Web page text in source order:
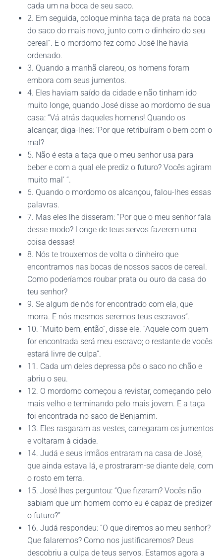
cada um na boca de seu saco.
2. Em seguida, coloque minha taça de prata na boca
do saco do mais novo, junto com o dinheiro do seu
cereal”. E o mordomo fez como José lhe havia
ordenado.
3. Quando a manhã clareou, os homens foram
embora com seus jumentos.
4. Eles haviam saído da cidade e não tinham ido
muito longe, quando José disse ao mordomo de sua
casa: “Vá atrás daqueles homens! Quando os
alcançar, diga-lhes: ‘Por que retribuíram o bem com o
mal?
5. Não é esta a taça que o meu senhor usa para
beber e com a qual ele prediz o futuro? Vocês agiram
muito mal’ “.
6. Quando o mordomo os alcançou, falou-lhes essas
palavras.
7. Mas eles lhe disseram: “Por que o meu senhor fala
desse modo? Longe de teus servos fazerem uma
coisa dessas!
8. Nós te trouxemos de volta o dinheiro que
encontramos nas bocas de nossos sacos de cereal.
Como poderíamos roubar prata ou ouro da casa do
teu senhor?
9. Se algum de nós for encontrado com ela, que
morra. E nós mesmos seremos teus escravos”.
10. “Muito bem, então”, disse ele. “Aquele com quem
for encontrada será meu escravo; o restante de vocês
estará livre de culpa”.
11. Cada um deles depressa pôs o saco no chão e
abriu o seu.
12. O mordomo começou a revistar, começando pelo
mais velho e terminando pelo mais jovem. E a taça
foi encontrada no saco de Benjamim.
13. Eles rasgaram as vestes, carregaram os jumentos
e voltaram à cidade.
14. Judá e seus irmãos entraram na casa de José,
que ainda estava lá, e prostraram-se diante dele, com
o rosto em terra.
15. José lhes perguntou: “Que fizeram? Vocês não
sabiam que um homem como eu é capaz de predizer
o futuro?”
16. Judá respondeu: “O que diremos ao meu senhor?
Que falaremos? Como nos justificaremos? Deus
descobriu a culpa de teus servos. Estamos agora a